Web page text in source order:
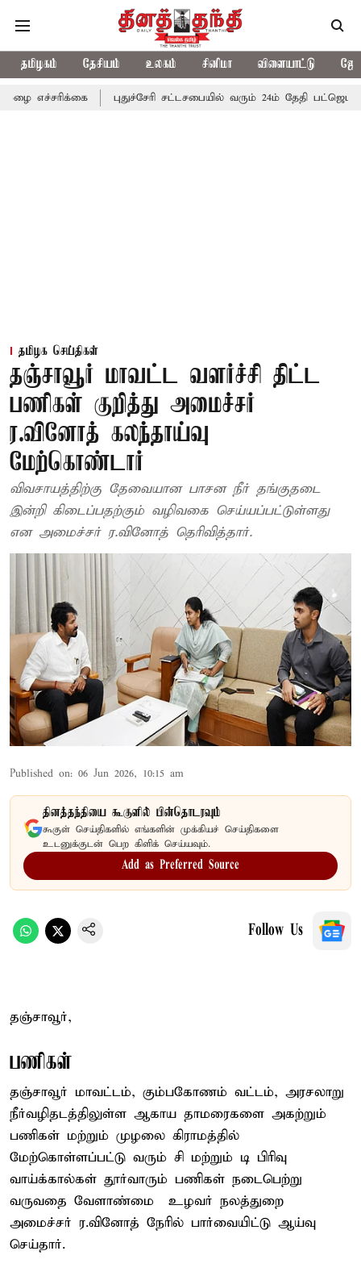
தமிழகம் தேசியம் உலகம் சினிமா விளையாட்டு
புதுச்சேரி சட்டசபையில் வரும் 24ம் தேதி பட்ஜெட் தாக்கல்
தமிழக செய்திகள்
தஞ்சாவூர் மாவட்ட வளர்ச்சி திட்ட
பணிகள் குறித்து அமைச்சர்
ர.வினோத் கலந்தாய்வு
மேற்கொண்டார்
விவசாயத்திற்கு தேவையான பாசன நீர் தங்குதடை
இன்றி கிடைப்பதற்கும் வழிவகை செய்யப்பட்டுள்ளது
என அமைச்சர் ர.வினோத் தெரிவித்தார்.
Published on: 06 Jun 2026, 10:15 am
தினத்தந்தியை கூகுளில் பின்தொடரவும்
கூகுள் செய்திகளில் எங்களின் முக்கியச் செய்திகளை
உடனுக்குடன் பெற கிளிக் செய்யவும்.
Add as Preferred Source
Follow Us
தஞ்சாவூர்,
பணிகள்
தஞ்சாவூர் மாவட்டம், கும்பகோணம் வட்டம், அரசலாறு
நீர்வழிதடத்திலுள்ள ஆகாய தாமரைகளை அகற்றும்
பணிகள் மற்றும் முழலை கிராமத்தில்
மேற்கொள்ளப்பட்டு வரும் சி மற்றும் டி பிரிவு
வாய்க்கால்கள் தூர்வாரும் பணிகள் நடைபெற்று
வருவதை வேளாண்மை – உழவர் நலத்துறை
அமைச்சர் ர.வினோத் நேரில் பார்வையிட்டு ஆய்வு
செய்தார்.